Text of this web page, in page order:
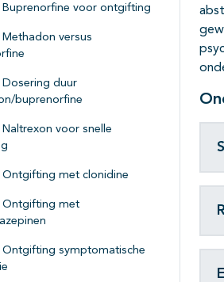
voor ontgifting
versus
duur
buprenorfine
voor snelle
met clonidine
Ontgifting met
symptomatische